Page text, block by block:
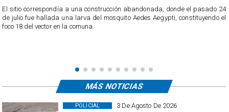
A partir de este miércoles, se pronostica el desarrollo de viento normal a
moderado en los sectores de cordillera de la Costa y la cordillera de toda la
región.
3 De Agosto De 2026
POLICIAL
MÁS NOTICIAS